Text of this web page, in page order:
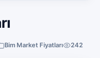
Bim Market Fiyatları 242